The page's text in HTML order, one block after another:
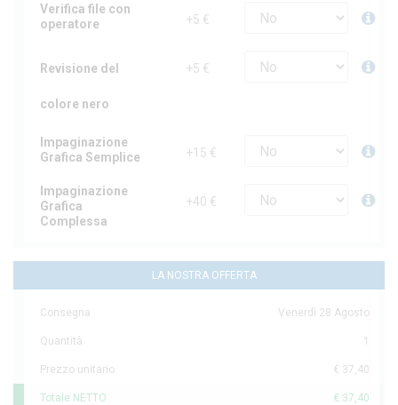
Verifica file con
operatore
+5 €
Revisione del
colore nero
+5 €
Impaginazione
Grafica Semplice
+15 €
Impaginazione
Grafica
Complessa
+40 €
LA NOSTRA OFFERTA
Consegna Venerdì 28 Agosto
Quantità 1
Prezzo unitario € 37,40
Totale NETTO € 37,40